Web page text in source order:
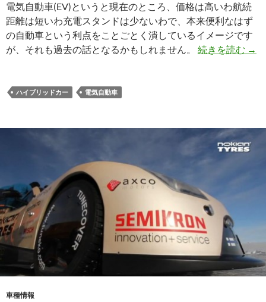
電気自動車(EV)というと現在のところ、価格は高いわ航続
距離は短いわ充電スタンドは少ないわで、本来便利なはず
の自動車という利点をことごとく潰しているイメージです
が、それも過去の話となるかもしれません。 続きを読む →
ハイブリッドカー 電気自動車
車種情報